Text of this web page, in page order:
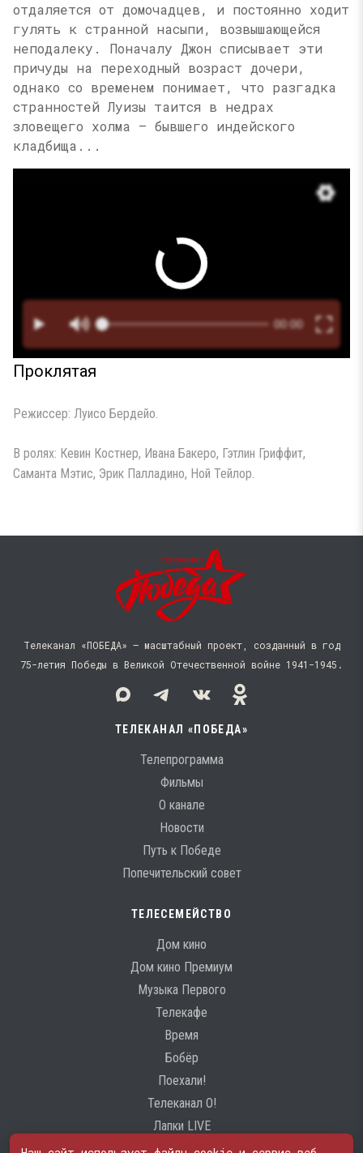
отдаляется от домочадцев, и постоянно ходит
гулять к странной насыпи, возвышающейся
неподалеку. Поначалу Джон списывает эти
причуды на переходный возраст дочери,
однако со временем понимает, что разгадка
странностей Луизы таится в недрах
зловещего холма — бывшего индейского
кладбища...
Проклятая
Режиссер: Луисо Бердейо.
В ролях: Кевин Костнер, Ивана Бакеро, Гэтлин Гриффит,
Саманта Мэтис, Эрик Палладино, Ной Тейлор.
Телеканал «ПОБЕДА» — масштабный проект, созданный в год
75-летия Победы в Великой Отечественной войне 1941−1945.
ТЕЛЕКАНАЛ «ПОБЕДА»
Телепрограмма
Фильмы
О канале
Новости
Путь к Победе
Попечительский совет
ТЕЛЕСЕМЕЙСТВО
Дом кино
Дом кино Премиум
Музыка Первого
Телекафе
Время
Бобёр
Поехали!
Телеканал О!
Лапки LIVE